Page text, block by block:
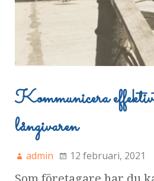
Kommunicera
långivaren
admin 12 februari, 2021